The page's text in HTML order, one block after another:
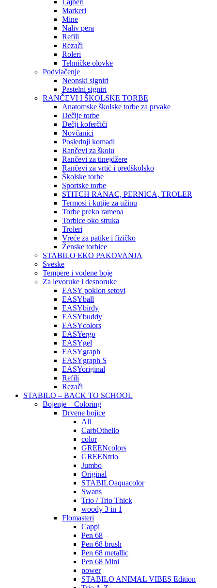
Lajneri
Markeri
Mine
Naliv pera
Refili
Rezači
Roleri
Tehničke olovke
Podvlačenje
Neonski signiri
Pastelni signiri
RANČEVI I ŠKOLSKE TORBE
Anatomske školske torbe za prvake
Dečije torbe
Dečji koferčići
Novčanici
Poslednji komadi
Rančevi za školu
Rančevi za tinejdžere
Rančevi za vrtić i predškolsko
Školske torbe
Sportske torbe
STITCH RANAC, PERNICA, TROLER
Termosi i kutije za užinu
Torbe preko ramena
Torbice oko struka
Troleri
Vreće za patike i fizičko
Ženske torbice
STABILO EKO PAKOVANJA
Sveske
Tempere i vodene boje
Za levoruke i desnoruke
EASY poklon setovi
EASYball
EASYbirdy
EASYbuddy
EASYcolors
EASYergo
EASYgel
EASYgraph
EASYgraph S
EASYoriginal
Refili
Rezači
STABILO – BACK TO SCHOOL
Bojenje – Coloring
Drvene bojice
All
CarbOthello
color
GREENcolors
GREENtrio
Jumbo
Original
STABILOaquacolor
Swans
Trio / Trio Thick
woody 3 in 1
Flomasteri
Cappi
Pen 68
Pen 68 brush
Pen 68 metallic
Pen 68 Mini
power
STABILO ANIMAL VIBES Edition